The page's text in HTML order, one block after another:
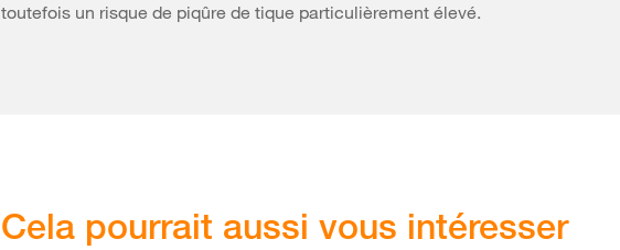
toutefois un risque de piqûre de tique particulièrement élevé.
Cela pourrait aussi vous intéresser